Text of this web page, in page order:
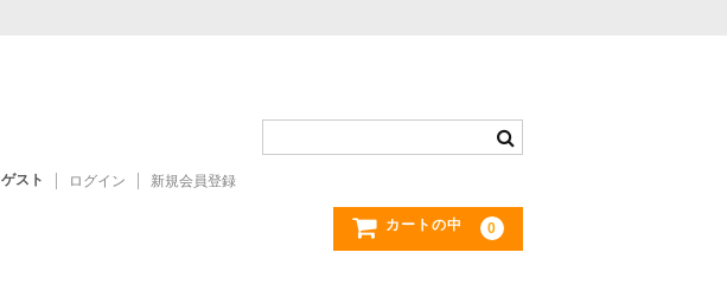
ゲスト ログイン 新規会員登録
カートの中 0